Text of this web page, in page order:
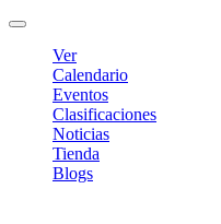
Ver
Calendario
Eventos
Clasificaciones
Noticias
Tienda
Blogs